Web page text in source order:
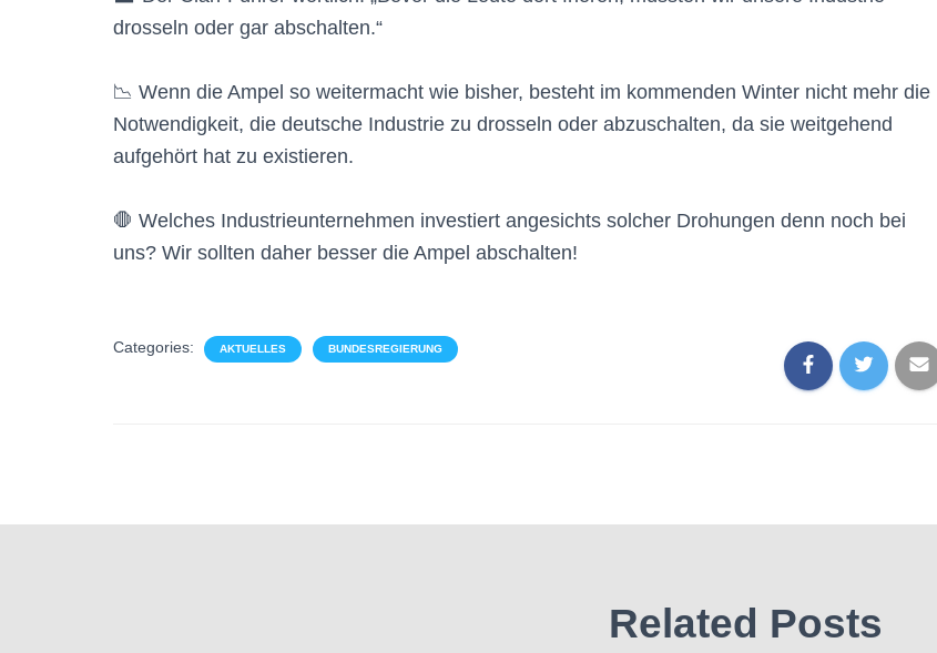
drosseln oder gar abschalten.“
📉 Wenn die Ampel so weitermacht wie bisher, besteht im kommenden Winter nicht mehr die
Notwendigkeit, die deutsche Industrie zu drosseln oder abzuschalten, da sie weitgehend
aufgehört hat zu existieren.
🛑 Welches Industrieunternehmen investiert angesichts solcher Drohungen denn noch bei
uns? Wir sollten daher besser die Ampel abschalten!
Categories: AKTUELLES BUNDESREGIERUNG
Related Posts